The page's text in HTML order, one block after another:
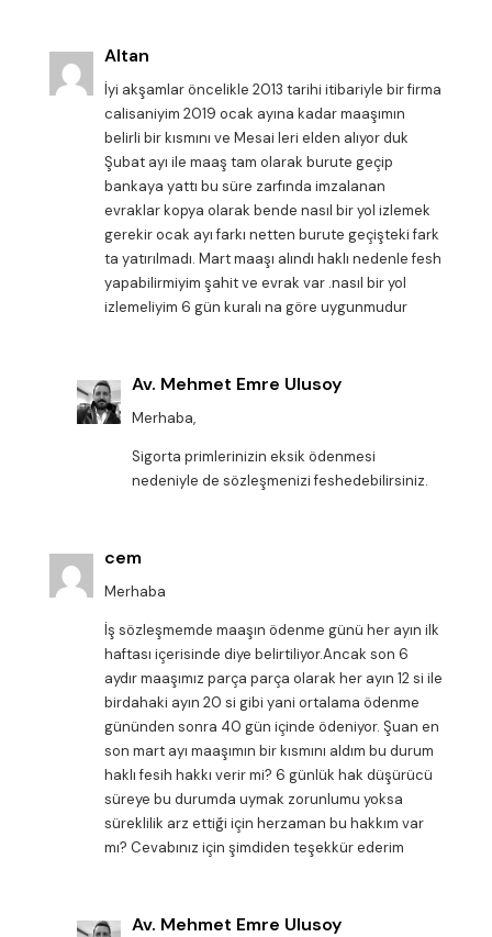
Altan
İyi akşamlar öncelikle 2013 tarihi itibariyle bir firma
calisaniyim 2019 ocak ayına kadar maaşımın
belirli bir kısmını ve Mesai leri elden alıyor duk
Şubat ayı ile maaş tam olarak burute geçip
bankaya yattı bu süre zarfında imzalanan
evraklar kopya olarak bende nasıl bir yol izlemek
gerekir ocak ayı farkı netten burute geçişteki fark
ta yatırılmadı. Mart maaşı alındı haklı nedenle fesh
yapabilirmiyim şahit ve evrak var .nasıl bir yol
izlemeliyim 6 gün kuralı na göre uygunmudur
Av. Mehmet Emre Ulusoy
Merhaba,
Sigorta primlerinizin eksik ödenmesi
nedeniyle de sözleşmenizi feshedebilirsiniz.
cem
Merhaba
İş sözleşmemde maaşın ödenme günü her ayın ilk
haftası içerisinde diye belirtiliyor.Ancak son 6
aydır maaşımız parça parça olarak her ayın 12 si ile
birdahaki ayın 20 si gibi yani ortalama ödenme
gününden sonra 40 gün içinde ödeniyor. Şuan en
son mart ayı maaşımın bir kısmını aldım bu durum
haklı fesih hakkı verir mi? 6 günlük hak düşürücü
süreye bu durumda uymak zorunlumu yoksa
süreklilik arz ettiği için herzaman bu hakkım var
mı? Cevabınız için şimdiden teşekkür ederim
Av. Mehmet Emre Ulusoy